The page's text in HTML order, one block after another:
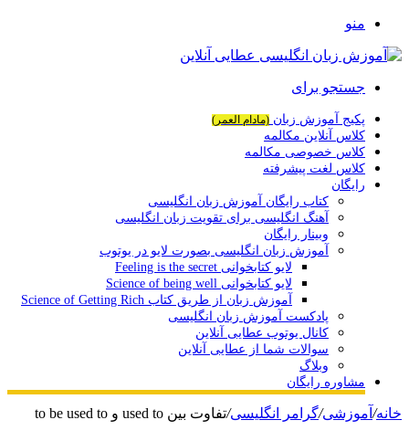
منو
جستجو برای
پکیج آموزش زبان (مادام العمر)
کلاس آنلاین مکالمه
کلاس خصوصی مکالمه
کلاس لغت پیشرفته
رایگان
کتاب رایگان آموزش زبان انگلیسی
آهنگ انگلیسی برای تقویت زبان انگلیسی
وبینار رایگان
آموزش زبان انگلیسی بصورت لایو در یوتوب
لایو کتابخوانی Feeling is the secret
لایو کتابخوانی Science of being well
آموزش زبان از طریق کتاب Science of Getting Rich
پادکست آموزش زبان انگلیسی
کانال یوتوب عطایی آنلاین
سوالات شما از عطایی آنلاین
وبلاگ
مشاوره رایگان
خانه/ آموزشی/گرامر انگلیسی/تفاوت بین used to و to be used to